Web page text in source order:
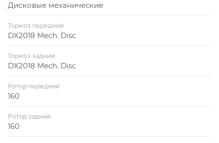
Дисковые механические
Тормоз передний
DX2018 Mech. Disc
Тормоз задний
DX2018 Mech. Disc
Ротор передний
160
Ротор задний
160